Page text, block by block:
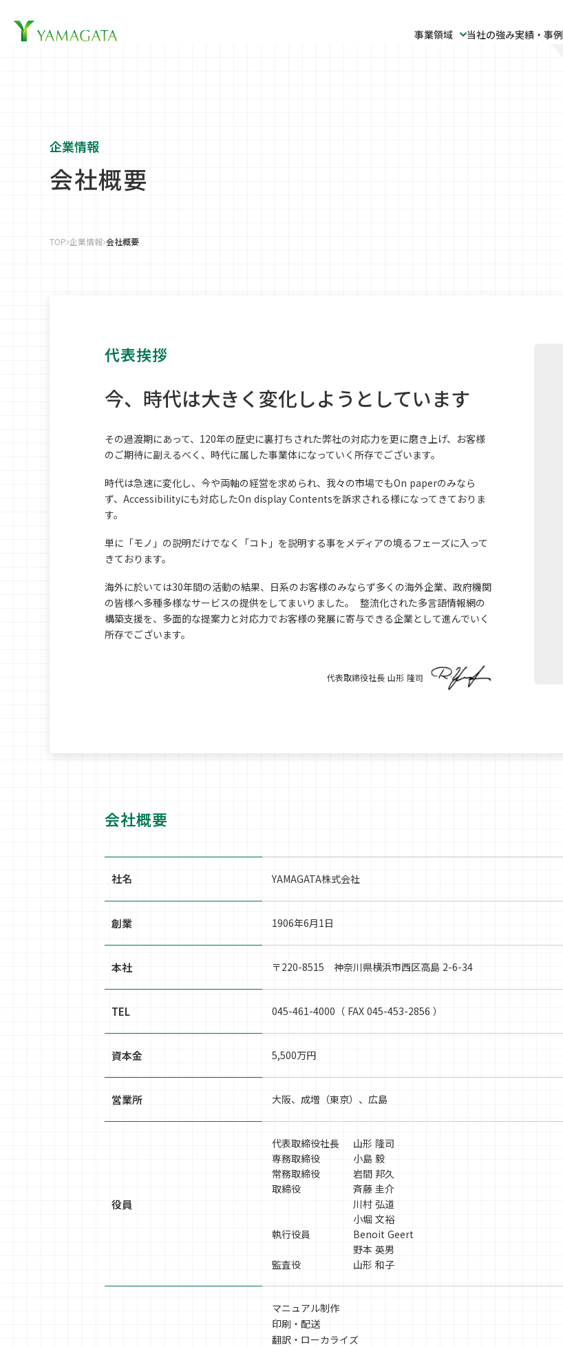
事業領域 当社の強み実績・事例
企業情報
会社概要
TOP 企業情報 会社概要
代表挨拶
今、時代は大きく変化しようとしています
その過渡期にあって、120年の歴史に裏打ちされた弊社の対応力を更に磨き上げ、お客様
のご期待に副えるべく、時代に属した事業体になっていく所存でございます。
時代は急速に変化し、今や両軸の経営を求められ、我々の市場でもOn paperのみなら
ず、Accessibilityにも対応したOn display Contentsを訴求される様になってきておりま
す。
単に「モノ」の説明だけでなく「コト」を説明する事をメディアの境るフェーズに⼊って
きております。
海外に於いては30年間の活動の結果、日系のお客様のみならず多くの海外企業、政府機関
の皆様へ多種多様なサービスの提供をしてまいりました。 整流化された多言語情報網の
構築支援を、多面的な提案力と対応力でお客様の発展に寄与できる企業として進んでいく
所存でございます。
代表取締役社長 山形 隆司
会社概要
社名 YAMAGATA株式会社
創業 1906年6月1日
本社 〒220-8515 神奈川県横浜市西区高島 2-6-34
TEL 045-461-4000（ FAX 045-453-2856 ）
資本金 5,500万円
営業所 大阪、成増（東京）、広島
役員
代表取締役社長
専務取締役
常務取締役
取締役
執行役員
監査役
山形 隆司
小島 毅
岩間 邦久
斉藤 圭介
川村 弘道
小堀 文裕
Benoit Geert
野本 英男
山形 和子
マニュアル制作
印刷・配送
翻訳・ローカライズ